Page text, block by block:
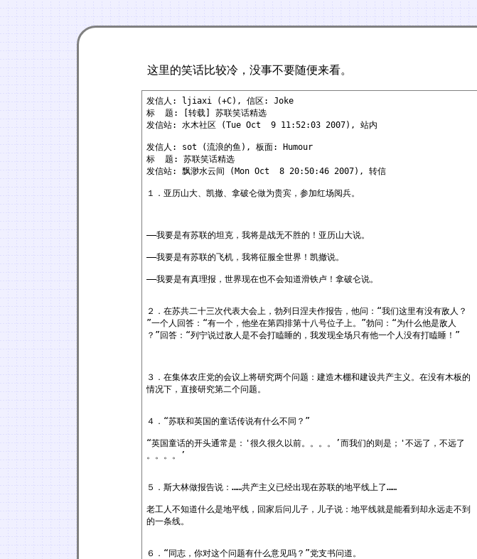
这里的笑话比较冷，没事不要随便来看。
发信人: ljiaxi (+C), 信区: Joke
标 题: [转载] 苏联笑话精选
发信站: 水木社区 (Tue Oct 9 11:52:03 2007), 站内
发信人: sot (流浪的鱼), 板面: Humour
标 题: 苏联笑话精选
发信站: 飘渺水云间 (Mon Oct 8 20:50:46 2007), 转信
１．亚历山大、凯撤、拿破仑做为贵宾，参加红场阅兵。
——我要是有苏联的坦克，我将是战无不胜的！亚历山大说。
——我要是有苏联的飞机，我将征服全世界！凯撤说。
——我要是有真理报，世界现在也不会知道滑铁卢！拿破仑说。
２．在苏共二十三次代表大会上，勃列日涅夫作报告，他问：“我们这里有没有敌人？
”一个人回答：“有一个，他坐在第四排第十八号位子上。”勃问：“为什么他是敌人
？”回答：“列宁说过敌人是不会打瞌睡的，我发现全场只有他一个人没有打瞌睡！”
３．在集体农庄党的会议上将研究两个问题：建造木棚和建设共产主义。在没有木板的
情况下，直接研究第二个问题。
４．“苏联和英国的童话传说有什么不同？”
“英国童话的开头通常是：'很久很久以前。。。。’而我们的则是；'不远了，不远了
。。。。’
５．斯大林做报告说：……共产主义已经出现在苏联的地平线上了……
老工人不知道什么是地平线，回家后问儿子，儿子说：地平线就是能看到却永远走不到
的一条线。
６．“同志，你对这个问题有什么意见吗？”党支书问道。